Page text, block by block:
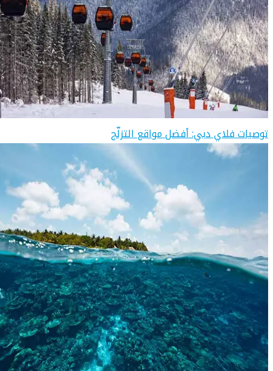
توصيات فلاي دبي: أفضل مواقع التزلّج